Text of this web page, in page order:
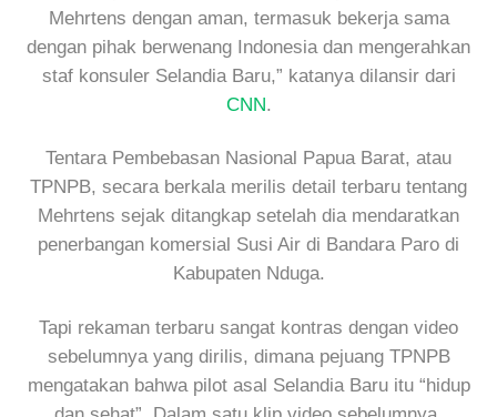
Mehrtens dengan aman, termasuk bekerja sama
dengan pihak berwenang Indonesia dan mengerahkan
staf konsuler Selandia Baru,” katanya dilansir dari
CNN.
Tentara Pembebasan Nasional Papua Barat, atau
TPNPB, secara berkala merilis detail terbaru tentang
Mehrtens sejak ditangkap setelah dia mendaratkan
penerbangan komersial Susi Air di Bandara Paro di
Kabupaten Nduga.
Tapi rekaman terbaru sangat kontras dengan video
sebelumnya yang dirilis, dimana pejuang TPNPB
mengatakan bahwa pilot asal Selandia Baru itu “hidup